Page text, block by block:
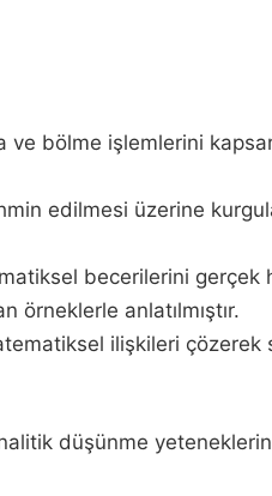
ve bölme işlemlerini
edilmesi üzerine
becerilerini gerçek
anlatılmıştır.
ilişkileri çözerek
düşünme